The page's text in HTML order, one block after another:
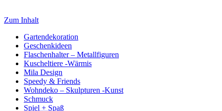
Zum Inhalt
Gartendekoration
Geschenkideen
Flaschenhalter – Metallfiguren
Kuscheltiere -Wärmis
Mila Design
Speedy & Friends
Wohndeko – Skulpturen -Kunst
Schmuck
Spiel + Spaß